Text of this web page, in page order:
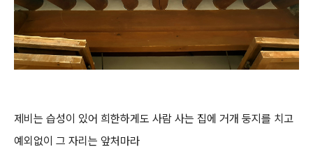
제비는 습성이 있어 희한하게도 사람 사는 집에 거개 둥지를 치고
예외없이 그 자리는 앞처마라